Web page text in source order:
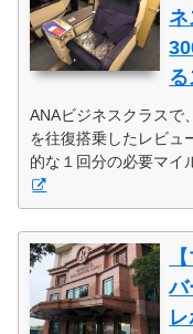
ネ
ANAビジネスクラスで
を往復搭乗したレビュ
的な１回分の必要マイ
バ